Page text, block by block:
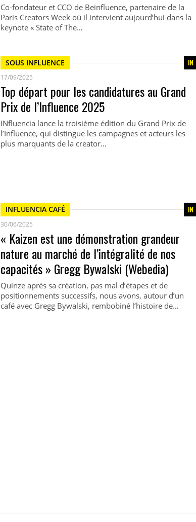
Co-fondateur et CCO de Beinfluence, partenaire de la
Paris Creators Week où il intervient aujourd’hui dans la
keynote « State of The…
SOUS INFLUENCE
17/09/2025
Top départ pour les candidatures au Grand
Prix de l’Influence 2025
INfluencia lance la troisième édition du Grand Prix de
l’Influence, qui distingue les campagnes et acteurs les
plus marquants de la creator…
INFLUENCIA CAFÉ
30/06/2025
« Kaizen est une démonstration grandeur
nature au marché de l’intégralité de nos
capacités » Gregg Bywalski (Webedia)
Quinze après sa création, pas mal d’étapes et de
positionnements successifs, nous avons, autour d’un
café avec Gregg Bywalski, rembobiné l’histoire de…